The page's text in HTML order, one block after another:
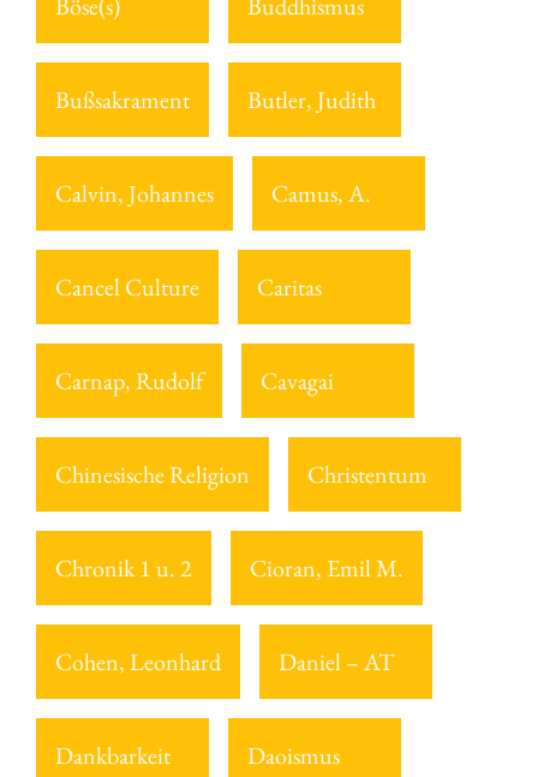
Bußsakrament Butler, Judith
Calvin, Johannes Camus, A.
Cancel Culture Caritas
Carnap, Rudolf Cavagai
Chinesische Religion Christentum
Chronik 1 u. 2 Cioran, Emil M.
Cohen, Leonhard Daniel – AT
Dankbarkeit Daoismus